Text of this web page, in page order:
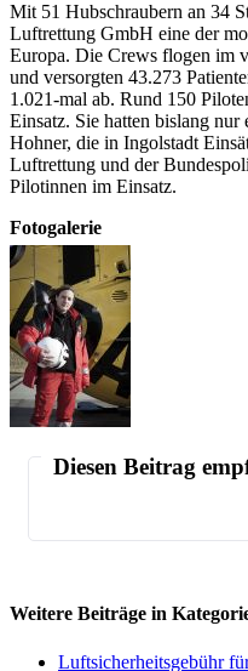
Mit 51 Hubschraubern an 34
Luftrettung GmbH eine der
Europa. Die Crews flogen im
und versorgten 43.273
1.021-mal ab. Rund 150
Einsatz. Sie hatten bislang
Hohner, die in Ingolstadt
Luftrettung und der
Pilotinnen im Einsatz.
Fotogalerie
Diesen Beitrag
Weitere Beiträge in
Luftsicherheitsgebühr